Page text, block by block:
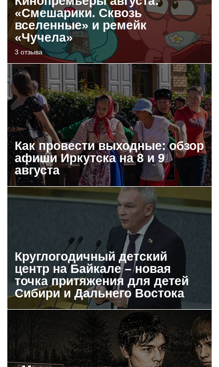
«Смешарики. Сквозь
вселенные» и ремейк
«Чучела»
3 отзыва
Как провести выходные: обзор
афиши Иркутска на 8 и 9
августа
Круглогодичный детский
центр на Байкале – новая
точка притяжения для детей
Сибири и Дальнего Востока